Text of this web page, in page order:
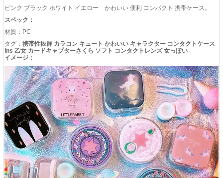
ピンク ブラック ホワイト イエロー かわいい 便利 コンパクト 携帯ケース。
スペック：
材質：PC
タグ： 携帯性抜群 カラコン キュート かわいい キャラクター コンタクトケース
ins 乙女 カードキャプターさくら ソフト コンタクトレンズ 女っぽい
イメージ：